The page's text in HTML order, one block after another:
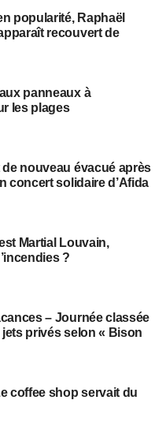
popularité, Raphaël
recouvert de
panneaux à
les plages
de nouveau évacué après
concert solidaire d’Afida
Martial Louvain,
?
– Journée classée
privés selon « Bison
coffee shop servait du